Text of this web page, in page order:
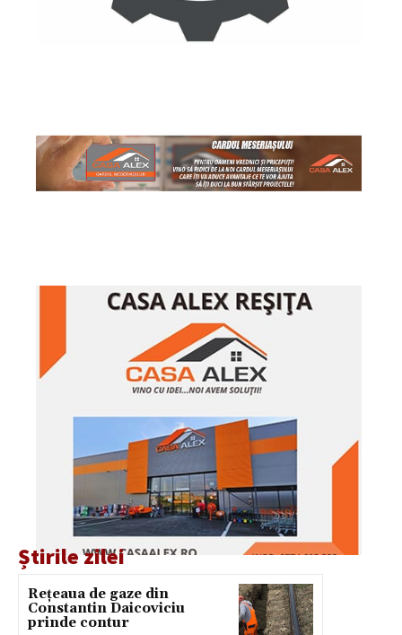
Știrile zilei
Rețeaua de gaze din
Constantin Daicoviciu
prinde contur